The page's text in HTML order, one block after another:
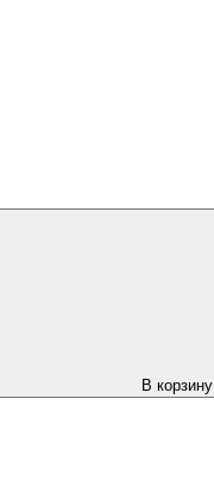
В корзину